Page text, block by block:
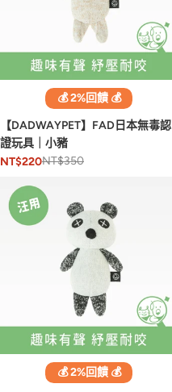
💰 2%回饋 💰
【DADWAYPET】FAD日本無毒認
證玩具｜小豬
NT$220NT$350
💰 2%回饋 💰